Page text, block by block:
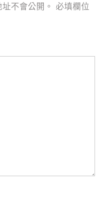
不會公開。
必填欄位